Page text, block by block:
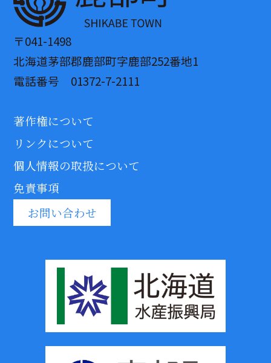
〒041-1498
北海道茅部郡鹿部町字鹿部252番地1
電話番号 01372-7-2111
著作権について
リンクについて
個人情報の取扱について
免責事項
お問い合わせ